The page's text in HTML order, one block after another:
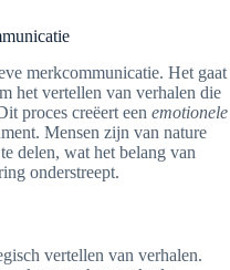
merkcommunicatie. Het gaat
het vertellen van verhalen die
proces creëert een emotionele
Mensen zijn van nature
delen, wat het belang van
onderstreept.
vertellen van verhalen.